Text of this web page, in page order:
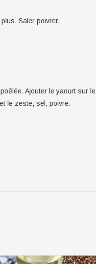
Saler poivrer.
Ajouter le yaourt sur le
le zeste, sel, poivre.